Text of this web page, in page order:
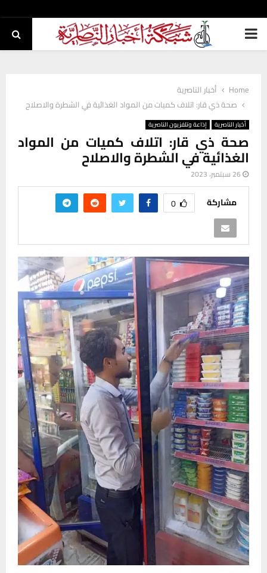
PRIMARY
Home
أخبار الناصرية
صحة ذي قار: اتلاف كميات من المواد الغذائية في الشطرة والاصلاح
أخبار الناصرية إذاعة وتلفزيون الناصرية
صحة ذي قار: اتلاف كميات من المواد
الغذائية في الشطرة والاصلاح
26 سبتمبر، 2023
مشاركة 0